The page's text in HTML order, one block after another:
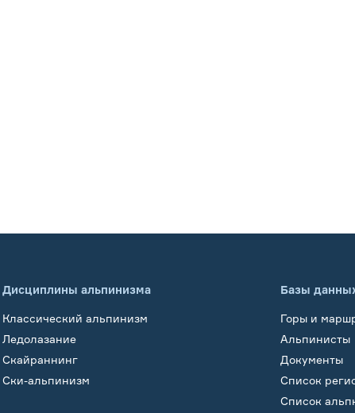
Дисциплины альпинизма
Классический альпинизм
Ледолазание
Скайраннинг
Ски-альпинизм
Базы
Горы и
Альпинисты
Документы
Список
Список